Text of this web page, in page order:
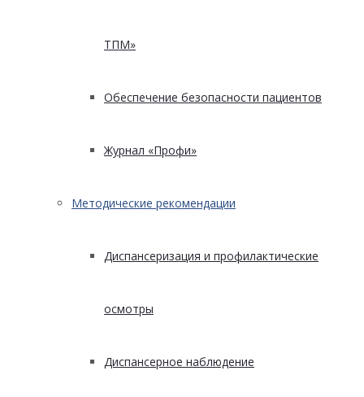
ТПМ»
Обеспечение безопасности пациентов
Журнал «Профи»
Методические рекомендации
Диспансеризация и профилактические
осмотры
Диспансерное наблюдение